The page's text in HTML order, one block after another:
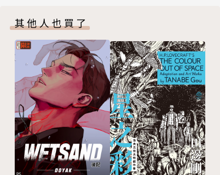
其他人也買了